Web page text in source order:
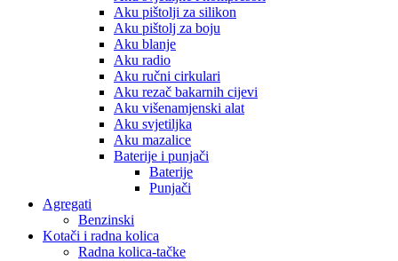
Aku pištolji za silikon
Aku pištolj za boju
Aku blanje
Aku radio
Aku ručni cirkulari
Aku rezač bakarnih cijevi
Aku višenamjenski alat
Aku svjetiljka
Aku mazalice
Baterije i punjači
Baterije
Punjači
Agregati
Benzinski
Kotači i radna kolica
Radna kolica-tačke